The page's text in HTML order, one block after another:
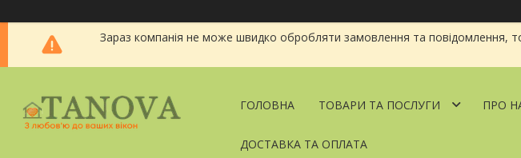
Зараз компанія не може швидко обробляти замовлення та повідомлення,
ГОЛОВНА ТОВАРИ ТА ПОСЛУГИ ПРО
ДОСТАВКА ТА ОПЛАТА